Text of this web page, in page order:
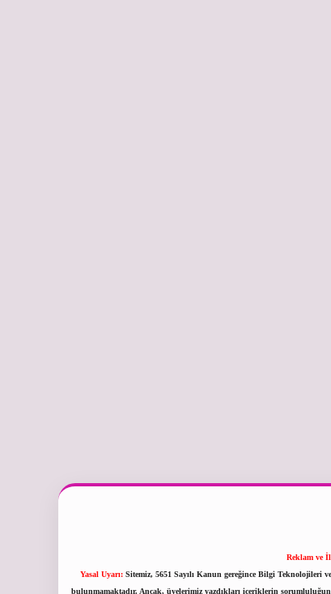
Reklam ve
Yasal Uyarı: Sitemiz, 5651 Sayılı Kanun gereğince Bilgi Teknolojileri
bulunmamaktadır. Ancak, üyelerimiz yazdıkları içeriklerin